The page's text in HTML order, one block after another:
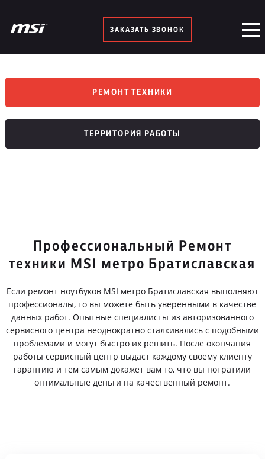
ЗАКАЗАТЬ ЗВОНОК
РЕМОНТ ТЕХНИКИ
ТЕРРИТОРИЯ РАБОТЫ
Профессиональный Ремонт
техники MSI метро Братиславская
Если ремонт ноутбуков MSI метро Братиславская выполняют
профессионалы, то вы можете быть уверенными в качестве
данных работ. Опытные специалисты из авторизованного
сервисного центра неоднократно сталкивались с подобными
проблемами и могут быстро их решить. После окончания
работы сервисный центр выдаст каждому своему клиенту
гарантию и тем самым докажет вам то, что вы потратили
оптимальные деньги на качественный ремонт.